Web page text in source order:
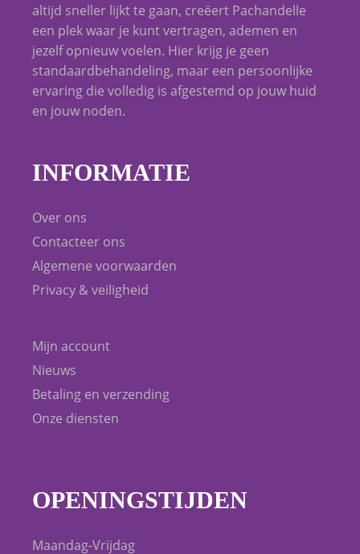
altijd sneller lijkt te gaan, creëert Pachandelle
een plek waar je kunt vertragen, ademen en
jezelf opnieuw voelen. Hier krijg je geen
standaardbehandeling, maar een persoonlijke
ervaring die volledig is afgestemd op jouw huid
en jouw noden.
INFORMATIE
Over ons
Contacteer ons
Algemene voorwaarden
Privacy & veiligheid
Mijn account
Nieuws
Betaling en verzending
Onze diensten
OPENINGSTIJDEN
Maandag-Vrijdag